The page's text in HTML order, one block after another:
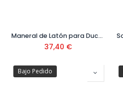
Maneral de Latón para Ducha Ref.03411601
37,40 €
Bajo Pedido